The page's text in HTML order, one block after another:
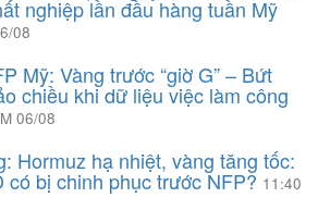
nghiệp lần đầu hàng tuần Mỹ
08
Mỹ: Vàng trước “giờ G” – Bứt
chiều khi dữ liệu việc làm công
06/08
Hormuz hạ nhiệt, vàng tăng tốc:
có bị chinh phục trước NFP? 11:40